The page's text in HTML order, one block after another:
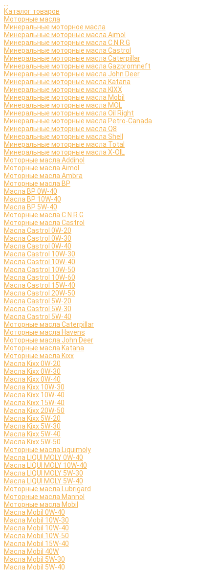
Каталог товаров
Моторные масла
Минеральные моторное масла
Минеральные моторные масла Aimol
Минеральные моторные масла C.N.R.G
Минеральные моторные масла Castrol
Минеральные моторные масла Caterpillar
Минеральные моторные масла Gazpromneft
Минеральные моторные масла John Deer
Минеральные моторные масла Katana
Минеральные моторные масла KIXX
Минеральные моторные масла Mobil
Минеральные моторные масла MOL
Минеральные моторные масла Oil Right
Минеральные моторные масла Petro-Canada
Минеральные моторные масла Q8
Минеральные моторные масла Shell
Минеральные моторные масла Total
Минеральные моторные масла X-OIL
Моторные масла Addinol
Моторные масла Aimol
Моторные масла Ambra
Моторные масла BP
Масла BP 0W-40
Масла BP 10W-40
Масла BP 5W-40
Моторные масла C.N.R.G
Моторные масла Castrol
Масла Castrol 0W-20
Масла Castrol 0W-30
Масла Castrol 0W-40
Масла Castrol 10W-30
Масла Castrol 10W-40
Масла Castrol 10W-50
Масла Castrol 10W-60
Масла Castrol 15W-40
Масла Castrol 20W-50
Масла Castrol 5W-20
Масла Castrol 5W-30
Масла Castrol 5W-40
Моторные масла Caterpillar
Моторные масла Havens
Моторные масла John Deer
Моторные масла Katana
Моторные масла Kixx
Масла Kixx 0W-20
Масла Kixx 0W-30
Масла Kixx 0W-40
Масла Kixx 10W-30
Масла Kixx 10W-40
Масла Kixx 15W-40
Масла Kixx 20W-50
Масла Kixx 5W-20
Масла Kixx 5W-30
Масла Kixx 5W-40
Масла Kixx 5W-50
Моторные масла Liquimoly
Масла LIQUI MOLY 0W-40
Масла LIQUI MOLY 10W-40
Масла LIQUI MOLY 5W-30
Масла LIQUI MOLY 5W-40
Моторные масла Lubrigard
Моторные масла Mannol
Моторные масла Mobil
Масла Mobil 0W-40
Масла Mobil 10W-30
Масла Mobil 10W-40
Масла Mobil 10W-50
Масла Mobil 15W-40
Масла Mobil 40W
Масла Mobil 5W-30
Масла Mobil 5W-40